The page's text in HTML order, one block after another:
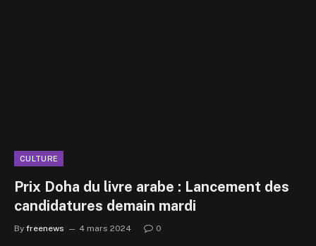
CULTURE
Prix Doha du livre arabe : Lancement des
candidatures demain mardi
By freenews 4 mars 2024 0